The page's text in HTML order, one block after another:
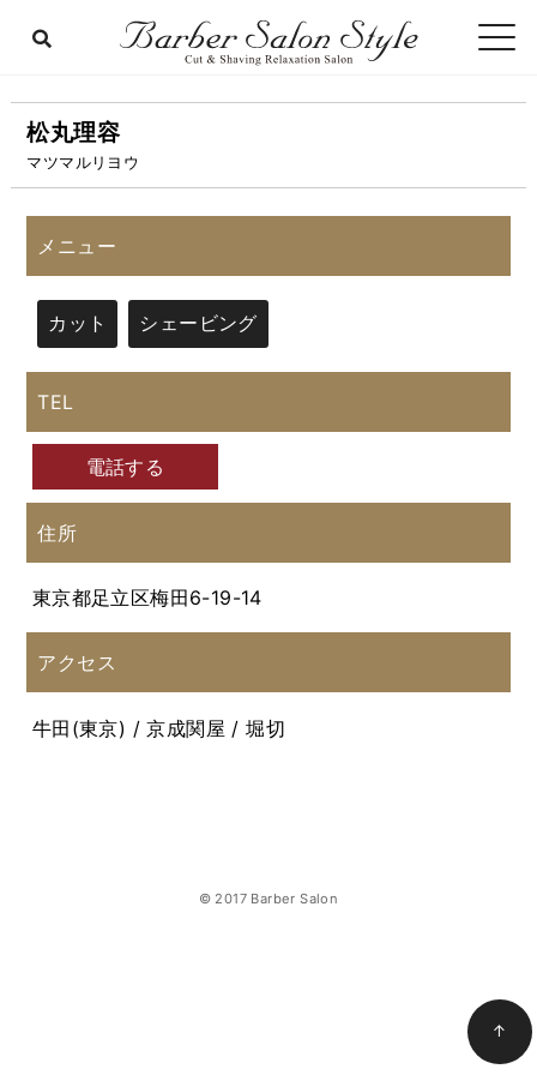
松丸理容
マツマルリヨウ
メニュー
カット シェービング
TEL
電話する
住所
東京都足立区梅田6-19-14
アクセス
牛田(東京) / 京成関屋 / 堀切
© 2017 Barber Salon
↑